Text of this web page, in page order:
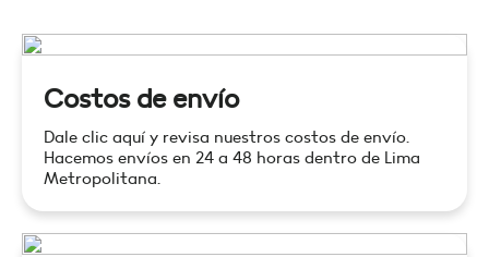
Costos de envío
Dale clic aquí y revisa nuestros costos de envío.
Hacemos envíos en 24 a 48 horas dentro de Lima
Metropolitana.